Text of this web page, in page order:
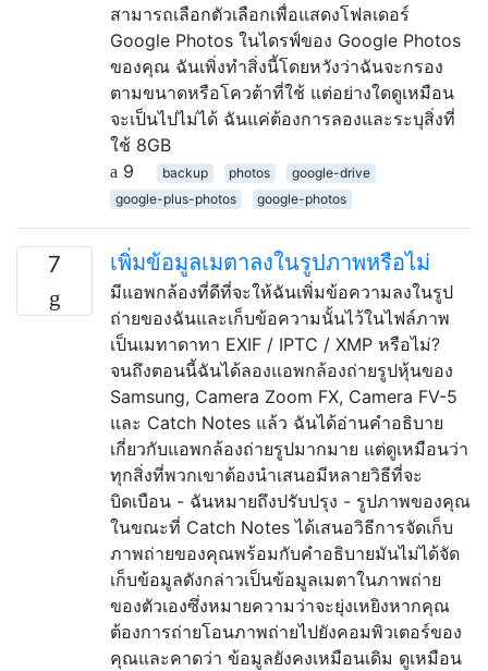
สามารถเลือกตัวเลือกเพื่อแสดงโฟลเดอร์
Google Photos ในไดรฟ์ของ Google Photos
ของคุณ ฉันเพิ่งทำสิ่งนี้โดยหวังว่าฉันจะกรอง
ตามขนาดหรือโควต้าที่ใช้ แต่อย่างใดดูเหมือน
จะเป็นไปไม่ได้ ฉันแค่ต้องการลองและระบุสิ่งที่
ใช้ 8GB
9
backup photos
google-drive
google-plus-photos
google-photos
7 เพิ่มข้อมูลเมตาลงในรูปภาพหรือไม่
มีแอพกล้องที่ดีที่จะให้ฉันเพิ่มข้อความลงในรูป
ถ่ายของฉันและเก็บข้อความนั้นไว้ในไฟล์ภาพ
เป็นเมทาดาทา EXIF ​​/ IPTC / XMP หรือไม่?
จนถึงตอนนี้ฉันได้ลองแอพกล้องถ่ายรูปหุ้นของ
Samsung, Camera Zoom FX, Camera FV-5
และ Catch Notes แล้ว ฉันได้อ่านคำอธิบาย
เกี่ยวกับแอพกล้องถ่ายรูปมากมาย แต่ดูเหมือนว่า
ทุกสิ่งที่พวกเขาต้องนำเสนอมีหลายวิธีที่จะ
บิดเบือน - ฉันหมายถึงปรับปรุง - รูปภาพของคุณ
ในขณะที่ Catch Notes ได้เสนอวิธีการจัดเก็บ
ภาพถ่ายของคุณพร้อมกับคำอธิบายมันไม่ได้จัด
เก็บข้อมูลดังกล่าวเป็นข้อมูลเมตาในภาพถ่าย
ของตัวเองซึ่งหมายความว่าจะยุ่งเหยิงหากคุณ
ต้องการถ่ายโอนภาพถ่ายไปยังคอมพิวเตอร์ของ
คุณและคาดว่า ข้อมูลยังคงเหมือนเดิม ดูเหมือน